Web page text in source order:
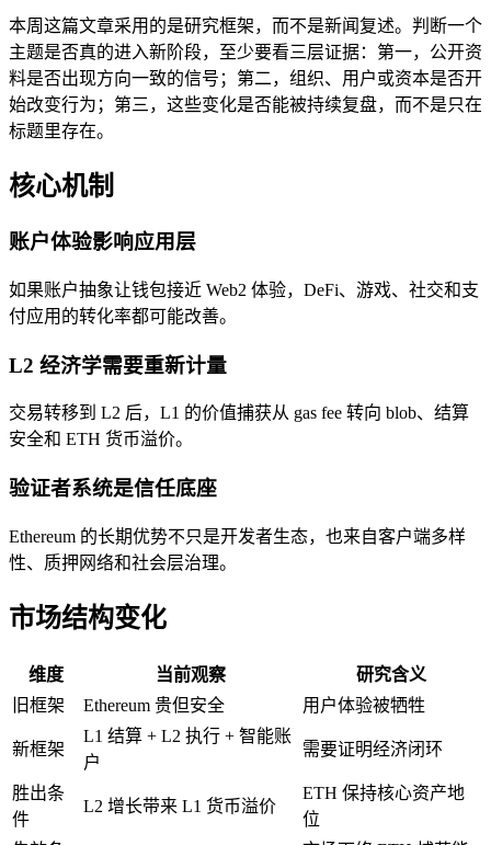
本周这篇文章采用的是研究框架，而不是新闻复述。判断一个
主题是否真的进入新阶段，至少要看三层证据：第一，公开资
料是否出现方向一致的信号；第二，组织、用户或资本是否开
始改变行为；第三，这些变化是否能被持续复盘，而不是只在
标题里存在。
核心机制
账户体验影响应用层
如果账户抽象让钱包接近 Web2 体验，DeFi、游戏、社交和支
付应用的转化率都可能改善。
L2 经济学需要重新计量
交易转移到 L2 后，L1 的价值捕获从 gas fee 转向 blob、结算
安全和 ETH 货币溢价。
验证者系统是信任底座
Ethereum 的长期优势不只是开发者生态，也来自客户端多样
性、质押网络和社会层治理。
市场结构变化
维度 当前观察
研究含义
旧框架
Ethereum 贵但安全 用户体验被牺牲
新框架
L1 结算 + L2 执行 + 智能账
户
需要证明经济闭环
胜出条
件
L2 增长带来 L1 货币溢价
ETH 保持核心资产地
位